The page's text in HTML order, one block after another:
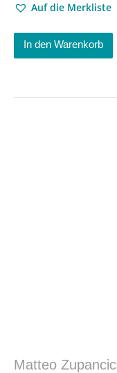
Auf die Merkliste
In den Warenkorb
Matteo Zupancic